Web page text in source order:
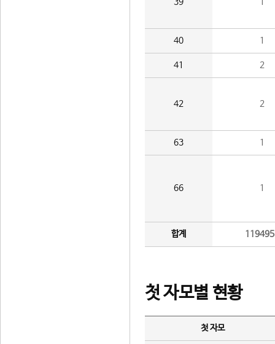
40 1
41 2
42 2
63 1
66 1
합계
첫 자모별 현황
첫 자모